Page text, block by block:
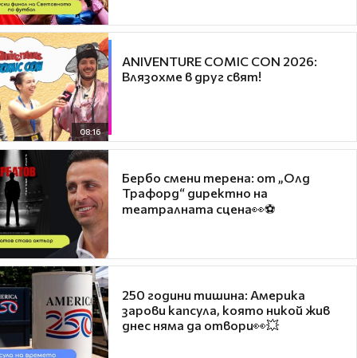
08:16
ANIVENTURE COMIC CON 2026:
Влязохме в друг свят!
Бербо смени терена: от „Олд
Трафорд“ директно на
театралната сцена👀⚽
250 години тишина: Америка
зарови капсула, която никой жив
днес няма да отвори👀💥